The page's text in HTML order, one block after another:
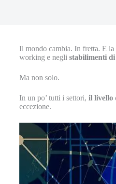
Il mondo cambia. In fretta. E
working e negli stabilimenti
Ma non solo.
In un po’ tutti i settori, il livello
eccezione.